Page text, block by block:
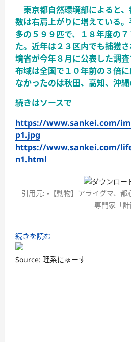
東京都自然環境部によると
数は右肩上がりに増えている
多の５９９匹で、１８年度の
た。近年は２３区内でも捕獲
境省が今年８月に公表した調
布域は全国で１０年前の３倍
なかったのは秋田、高知、沖縄
続きはソースで
https://www.sankei.com/
p1.jpg
https://www.sankei.com/
n1.html
引用元: ・【動物】アライグマ、
専門家「
続きを読む
Source: 理系にゅーす